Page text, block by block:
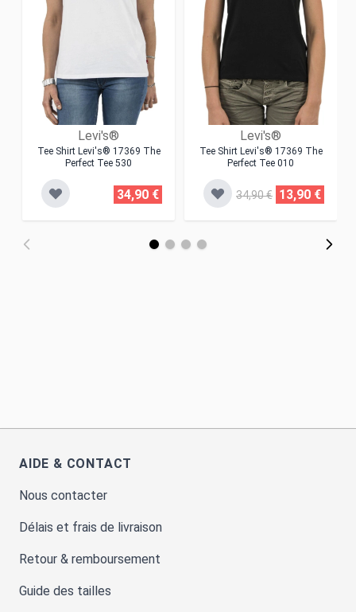
Levi's®
Tee Shirt Levi's® 17369 The
Perfect Tee 530
34,90 €
Levi's®
Tee Shirt Levi's® 17369 The
Perfect Tee 010
34,90 € 13,90 €
AIDE & CONTACT
Nous contacter
Délais et frais de livraison
Retour & remboursement
Guide des tailles